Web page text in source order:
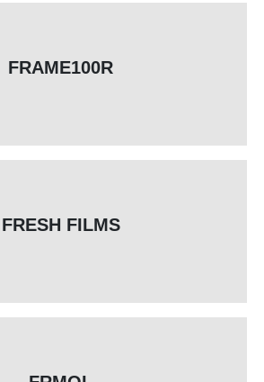
FRAME100R
FRESH FILMS